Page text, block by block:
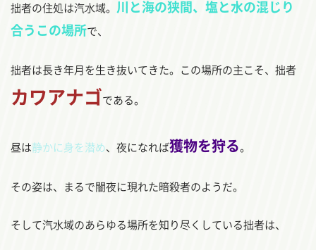
拙者の住処は汽水域。 川と海の狭間、塩と水の混じり
合うこの場所で、
拙者は長き年月を生き抜いてきた。この場所の主こそ、拙者
カワアナゴである。
昼は静かに身を潜め、夜になれば獲物を狩る。
その姿は、まるで闇夜に現れた暗殺者のようだ。
そして汽水域のあらゆる場所を知り尽くしている拙者は、